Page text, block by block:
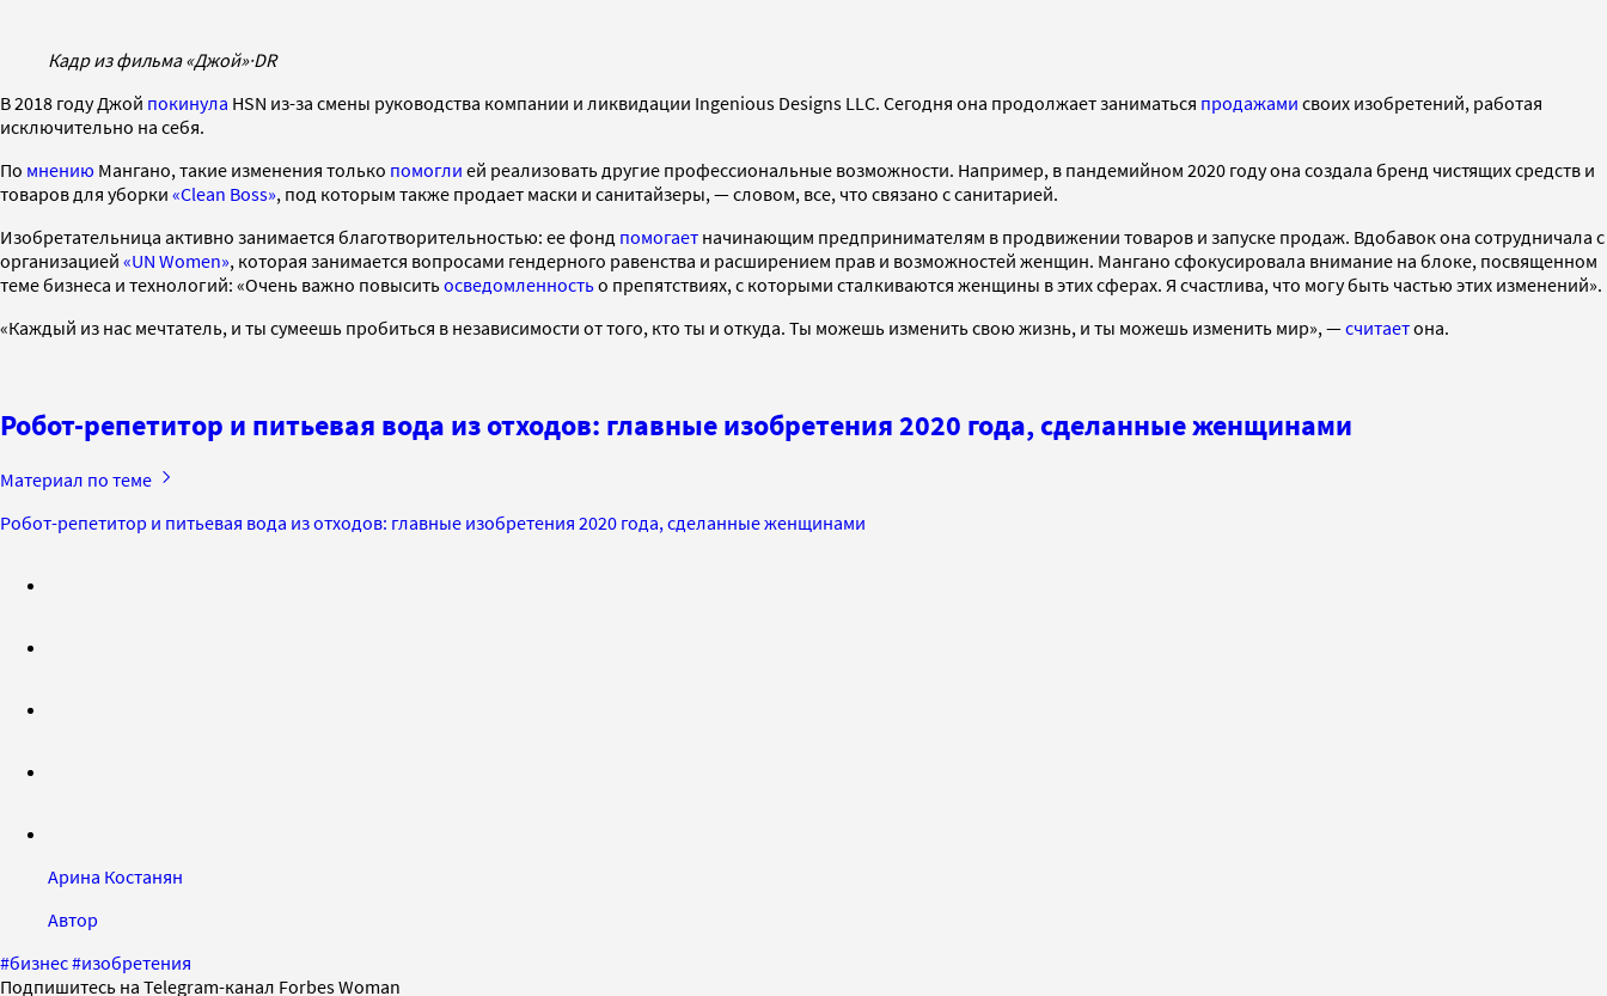
Кадр из фильма «Джой»·DR
В 2018 году Джой покинула HSN из-за смены руководства компании и ликвидации Ingenious Designs LLC. Сегодня она продолжает заниматься продажами своих изобретений, работая
исключительно на себя.
По мнению Мангано, такие изменения только помогли ей реализовать другие профессиональные возможности. Например, в пандемийном 2020 году она создала бренд чистящих средств и
товаров для уборки «Clean Boss», под которым также продает маски и санитайзеры, — словом, все, что связано с санитарией.
Изобретательница активно занимается благотворительностью: ее фонд помогает начинающим предпринимателям в продвижении товаров и запуске продаж. Вдобавок она сотрудничала с
организацией «UN Women», которая занимается вопросами гендерного равенства и расширением прав и возможностей женщин. Мангано сфокусировала внимание на блоке, посвященном
теме бизнеса и технологий: «Очень важно повыситьосведомленностьо препятствиях, с которыми сталкиваются женщины в этих сферах. Я счастлива, что могу быть частью этих изменений».
«Каждый из нас мечтатель, и ты сумеешь пробиться в независимости от того, кто ты и откуда. Ты можешь изменить свою жизнь, и ты можешь изменить мир», —считаетона.
Робот-репетитор и питьевая вода из отходов: главные изобретения 2020 года, сделанные женщинами
Материал по теме
Робот-репетитор и питьевая вода из отходов: главные изобретения 2020 года, сделанные женщинами
Арина Костанян
Автор
#бизнес#изобретения
Подпишитесь на Telegram-канал Forbes Woman